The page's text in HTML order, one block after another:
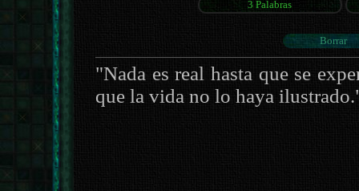
"Nada es real hasta que se
que la vida no lo haya